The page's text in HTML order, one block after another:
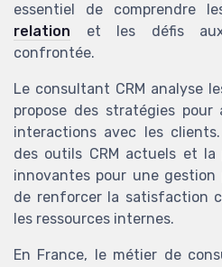
essentiel de comprendre
relation et les défis
confrontée.
Le consultant CRM analyse
propose des stratégies pour
interactions avec les
des outils CRM actuels et
innovantes pour une
de renforcer la satisfaction
les ressources internes.
En France, le métier de